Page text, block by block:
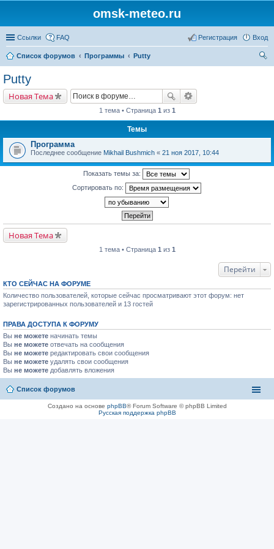
omsk-meteo.ru
Ссылки FAQ Вход
Регистрация
Список форумов Программы
Putty
Putty
Новая Тема
1 тема • Страница 1 из 1
Темы
Программа
Последнее сообщение Mikhail Bushmich « 21 ноя 2017, 10:44
Показать темы за:
Сортировать по:
Новая Тема
1 тема • Страница 1 из 1
Перейти
КТО СЕЙЧАС НА ФОРУМЕ
Количество пользователей, которые сейчас просматривают этот форум: нет
зарегистрированных пользователей и 13 гостей
ПРАВА ДОСТУПА К ФОРУМУ
Вы не можете начинать темы
Вы не можете отвечать на сообщения
Вы не можете редактировать свои сообщения
Вы не можете удалять свои сообщения
Вы не можете добавлять вложения
Список форумов
Создано на основе phpBB® Forum Software © phpBB Limited
Русская поддержка phpBB